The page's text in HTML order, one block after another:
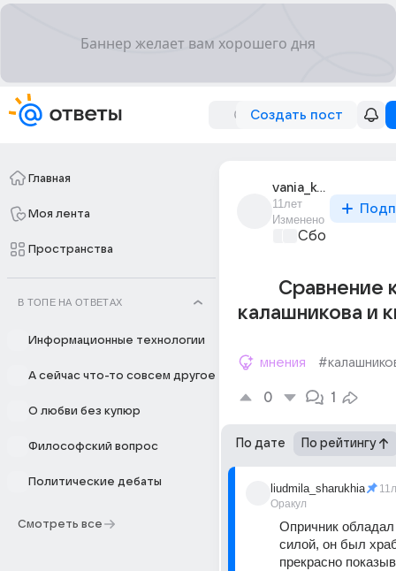
Создать пост
Главная
Моя лента
Пространства
В ТОПЕ НА ОТВЕТАХ
Информационные технологии
А сейчас что-то совсем другое
О любви без купюр
Философский вопрос
Политические дебаты
Смотреть все
vania_kondrate
11лет
Изменено
Сборная
Сравнение
калашникова и
мнения
0 1
По дате По рейтингу
liudmila_sharukhia
Оракул
Опричник обладал
силой, он был
прекрасно